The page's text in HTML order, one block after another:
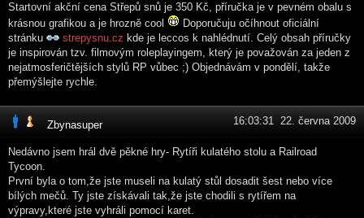
Startovní akční cena Střepů snů je 350 Kč, příručka je v pevném obalu s
krásnou grafikou a je hrozně cool
Doporučuju očíhnout oficiální
stránku
strepysnu.cz kde je leccos k nahlédnutí. Celý obsah příručky
je inspirován tzv. filmovým roleplayingem, který je považován za jeden z
nejatmosferičtějších stylů RP vůbec ;) Objednávám v pondělí, takže
přemýšlejte rychle.
Zbynasuper 16:03:31 22. června 2009
Nedávno jsem hrál dvě pěkné hry- Rytíři kulatého stolu a Railroad
Tycoon.
První byla o tom,že jste museli na kulatý stůl dosadit šest nebo více
bílých mečů. Ty jste získávali tak,že jste chodili s rytířem na
výpravy,které jste vyhráli pomocí karet.